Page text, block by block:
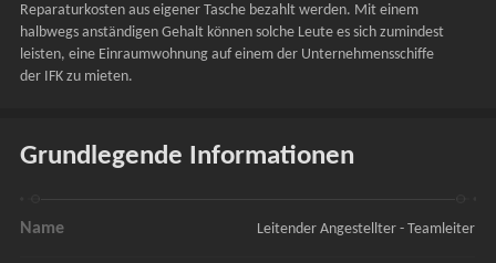
Reparaturkosten aus eigener Tasche bezahlt werden. Mit einem
halbwegs anständigen Gehalt können solche Leute es sich zumindest
leisten, eine Einraumwohnung auf einem der Unternehmensschiffe
der IFK zu mieten.
Grundlegende Informationen
Name Leitender Angestellter - Teamleiter